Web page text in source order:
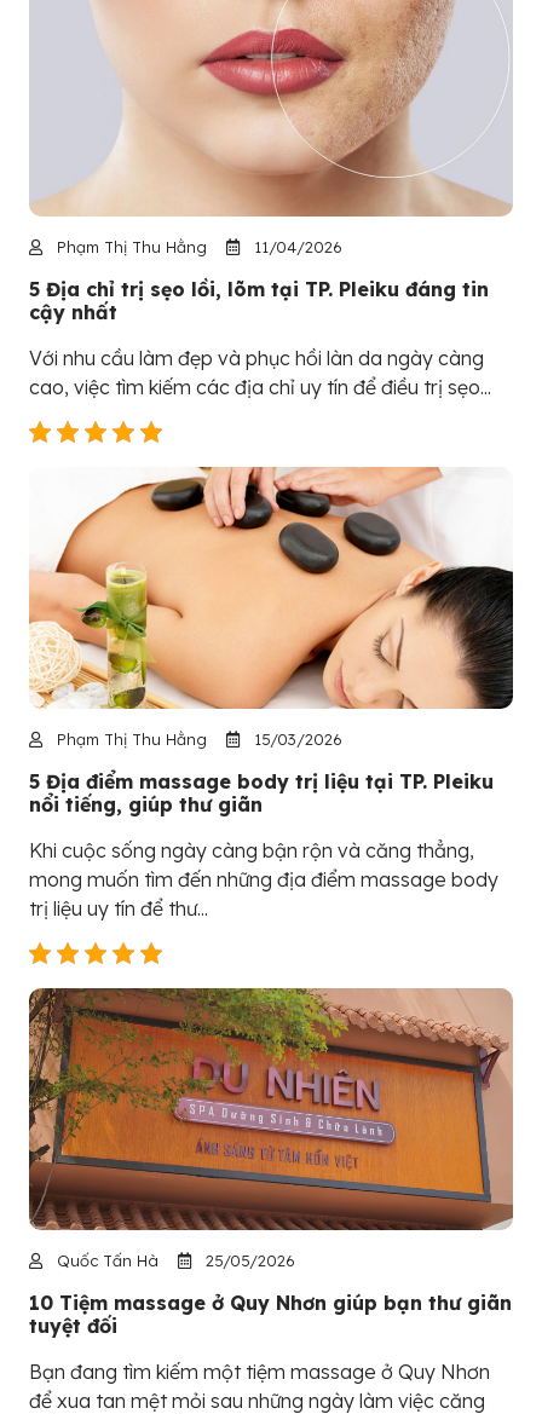
Phạm Thị Thu Hằng 11/04/2026
5 Địa chỉ trị sẹo lồi, lõm tại TP. Pleiku đáng tin
cậy nhất
Với nhu cầu làm đẹp và phục hồi làn da ngày càng
cao, việc tìm kiếm các địa chỉ uy tín để điều trị sẹo...
Phạm Thị Thu Hằng 15/03/2026
5 Địa điểm massage body trị liệu tại TP. Pleiku
nổi tiếng, giúp thư giãn
Khi cuộc sống ngày càng bận rộn và căng thẳng,
mong muốn tìm đến những địa điểm massage body
trị liệu uy tín để thư...
Quốc Tấn Hà 25/05/2026
10 Tiệm massage ở Quy Nhơn giúp bạn thư giãn
tuyệt đối
Bạn đang tìm kiếm một tiệm massage ở Quy Nhơn
để xua tan mệt mỏi sau những ngày làm việc căng